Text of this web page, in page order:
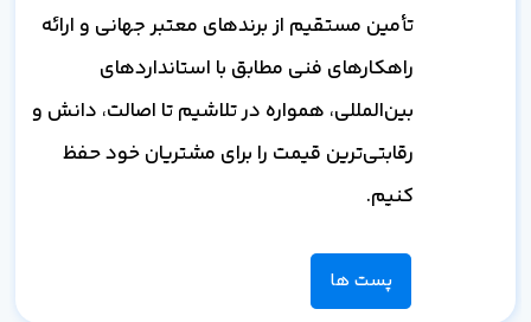
تأمین مستقیم از برندهای معتبر جهانی و ارائه
راهکارهای فنی مطابق با استانداردهای
بین‌المللی، همواره در تلاشیم تا اصالت، دانش و
رقابتی‌ترین قیمت را برای مشتریان خود حفظ
کنیم.
پست ها